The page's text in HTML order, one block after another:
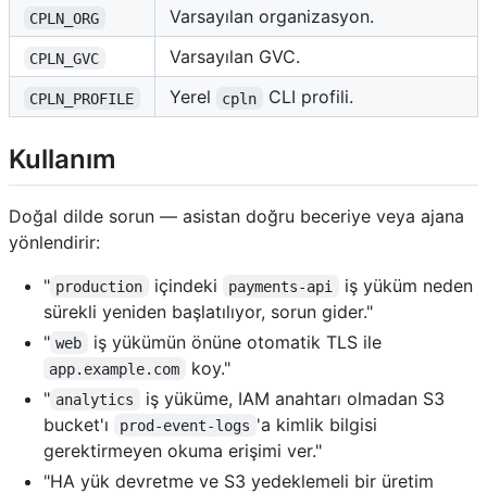
CPLN_ORG Varsayılan organizasyon.
CPLN_GVC Varsayılan GVC.
CPLN_PROFILE Yerel cpln CLI profili.
Kullanım
Doğal dilde sorun — asistan doğru beceriye veya ajana
yönlendirir:
" production içindeki payments-api
iş yüküm neden
sürekli yeniden başlatılıyor, sorun gider."
" web iş yükümün önüne otomatik TLS ile
app.example.com
koy."
" analytics
iş yüküme, IAM anahtarı olmadan S3
bucket'ı
prod-event-logs 'a kimlik bilgisi
gerektirmeyen okuma erişimi ver."
"HA yük devretme ve S3 yedeklemeli bir üretim